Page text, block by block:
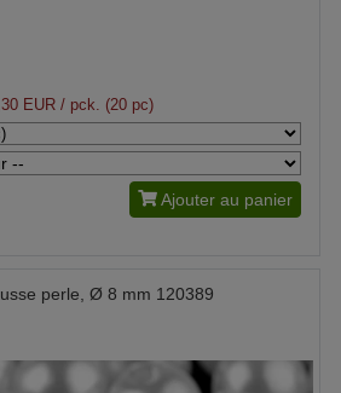
EUR/ pck. (20 pc)
Ajouter au panier
perle, Ø 8 mm 120389